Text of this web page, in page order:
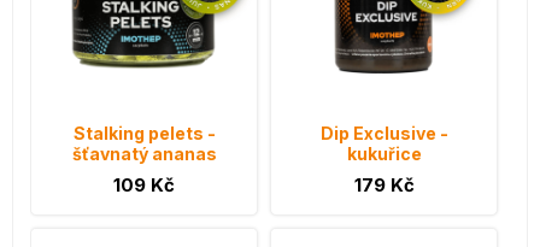
Stalking pelets -
šťavnatý ananas
109 Kč
Dip Exclusive -
kukuřice
179 Kč